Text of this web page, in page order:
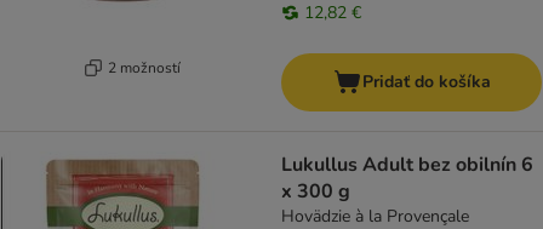
2 možností
12,82 €
Pridať do košíka
Lukullus Adult bez obilnín 6
x 300 g
Hovädzie à la Provençale